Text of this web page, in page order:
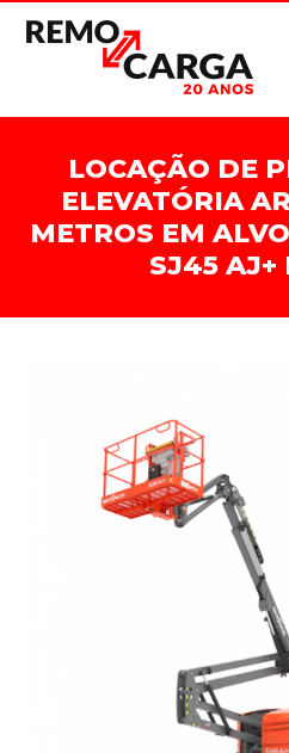
LOCAÇÃO DE
ELEVATÓRIA
METROS EM
SJ45 AJ+